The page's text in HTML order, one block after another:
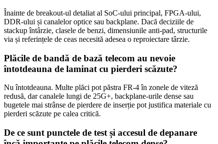
Înainte de breakout-ul detaliat al SoC-ului principal, FPGA-ului,
DDR-ului și canalelor optice sau backplane. Dacă deciziile de
stackup întârzie, clasele de benzi, dimensiunile anti-pad, structurile
via și referințele de ceas necesită adesea o reproiectare târzie.
Plăcile de bandă de bază telecom au nevoie
întotdeauna de laminat cu pierderi scăzute?
Nu întotdeauna. Multe plăci pot păstra FR-4 în zonele de viteză
redusă, dar canalele lungi de 25G+, backplane-urile dense sau
bugetele mai strânse de pierdere de inserție pot justifica materiale cu
pierderi scăzute pe calea critică.
De ce sunt punctele de test și accesul de depanare